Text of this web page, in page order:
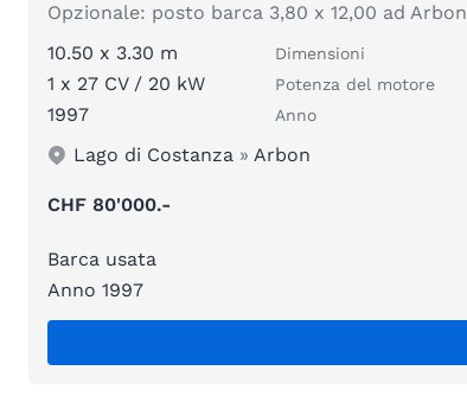
Opzionale: posto barca 3,80 x 12,00 ad Arbon
10.50 x 3.30 m
Dimensioni
1 x 27 CV / 20 kW Potenza del motore
1997 Anno
Lago di Costanza »Arbon
CHF 80'000.-
Barca usata
Anno 1997